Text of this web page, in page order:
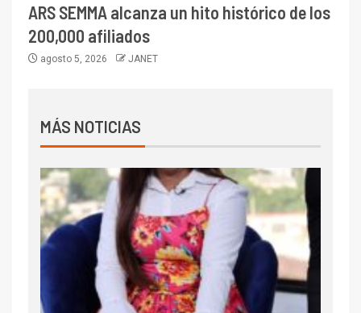
ARS SEMMA alcanza un hito histórico de los
200,000 afiliados
agosto 5, 2026 JANET
MÁS NOTICIAS